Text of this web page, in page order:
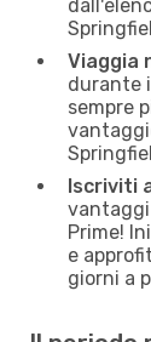
Viaggia
durante
sempre
Iscriviti
Prime!
e
giorni a